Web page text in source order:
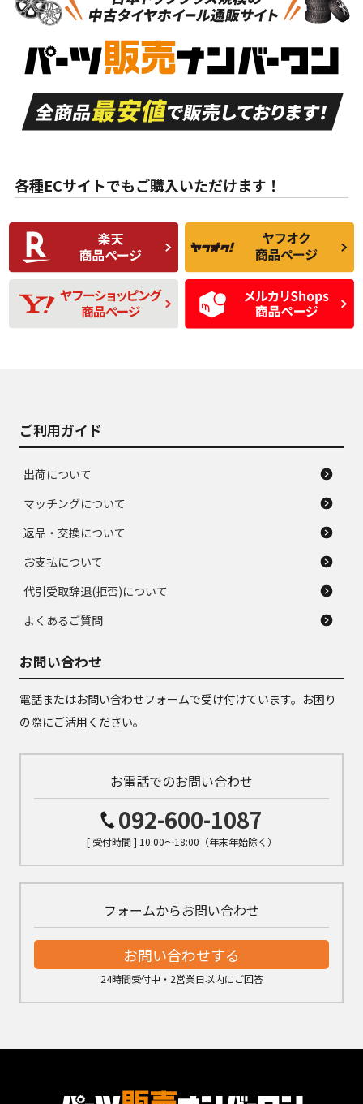
S
品）
S
新車外し品（新古
付き
A
走行距離も少なく、
目立つ傷もほとんど
ない中古品
A
走行距離も少なく、
非常に状態の良い中
古品
な中古品
んどない中古品
C
使用感や傷があり、
比較的きれいな中古
品
C
偏磨耗・劣化は感じ
られるが、使用に問
題のない中古品
D
使用感や目立つ傷が
あり、一般的な中古
品
D
残り溝も少なく、偏
磨耗がみられ、短期
間使用できるくらい
の中古品
各種ECサイトでもご購入いただけます！
ご利用ガイド
出荷について
マッチングについて
返品・交換について
お支払について
代引受取辞退(拒否)について
よくあるご質問
お問い合わせ
電話またはお問い合わせフォームで受け付けています。お困り
の際にご活用ください。
お電話でのお問い合わせ
092-600-1087
[ 受付時間 ] 10:00～18:00（年末年始除く）
フォームからお問い合わせ
お問い合わせする
24時間受付中・2営業日以内にご回答